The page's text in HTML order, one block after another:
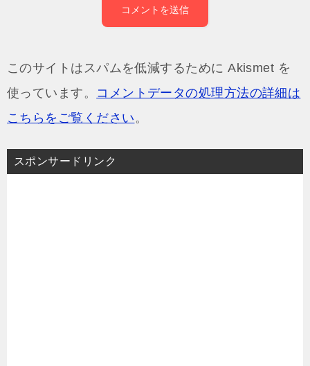
このサイトはスパムを低減するために Akismet を
使っています。 コメントデータの処理方法の詳細は
こちらをご覧ください 。
スポンサードリンク